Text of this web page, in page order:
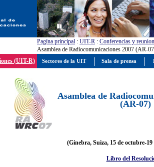
Pagína principal : UIT-R : Conferencias y
Asamblea de Radiocomunicaciones 2007 (AR-
(UIT-R)
Asamblea de
(AR-07)
(Ginebra, Suiza, 15 de octubre-19
Libro del
Sectores de la UIT Sala de prensa